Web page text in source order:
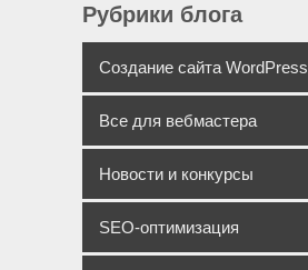
Рубрики блога
Создание сайта WordPress
Все для вебмастера
Новости и конкурсы
SEO-оптимизация